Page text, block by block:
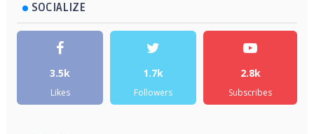
SOCIALIZE
3.5k
Likes
1.7k
Followers
2.8k
Subscribes